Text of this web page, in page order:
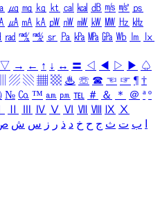
㎍ ㎎ ㎏ ㏏ ㎈ ㎉ ㏈ ㎧ ㎨ ㎰
㎂ ㎃ ㎄ ㎺ ㎻ ㎽ ㎾ ㎿ ㎐ ㎑
㎭ ㎮ ㎯ ㏛ ㎩ ㎪ ㎫ ㎬ ㏝ ㏐
㏓
▽ → ← ↑ ↓ ↔ 〓 ◁ ◀ ▷ ▶ ♤
▨ ▧ ▦ ▩ ♨ ☏ ☎ ☜ ☞ ¶ †
№ ㏇ ™ ㏂ ㏘ ℡ ＃ ＆ ＊ ＠ ª º
Ⅳ Ⅴ Ⅵ Ⅶ Ⅷ Ⅸ Ⅹ
ب ت ث ج ح خ د ذ ر ز س ش